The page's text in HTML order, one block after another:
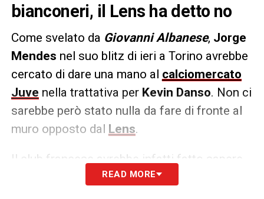
bianconeri, il Lens ha detto no
Come svelato da Giovanni Albanese, Jorge
Mendes nel suo blitz di ieri a Torino avrebbe
cercato di dare una mano al calciomercato
Juve nella trattativa per Kevin Danso. Non ci
sarebbe però stato nulla da fare di fronte al
muro opposto dal Lens.
Il club francese avrebbe infatti fatto sapere
di avere la possibilità dicedere a titolo
READ MORE